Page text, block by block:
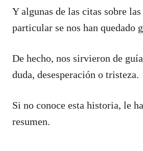
Y algunas de las citas sobre
particular se nos han quedado
De hecho, nos sirvieron de
duda, desesperación o tristeza.
Si no conoce esta historia, le
resumen.